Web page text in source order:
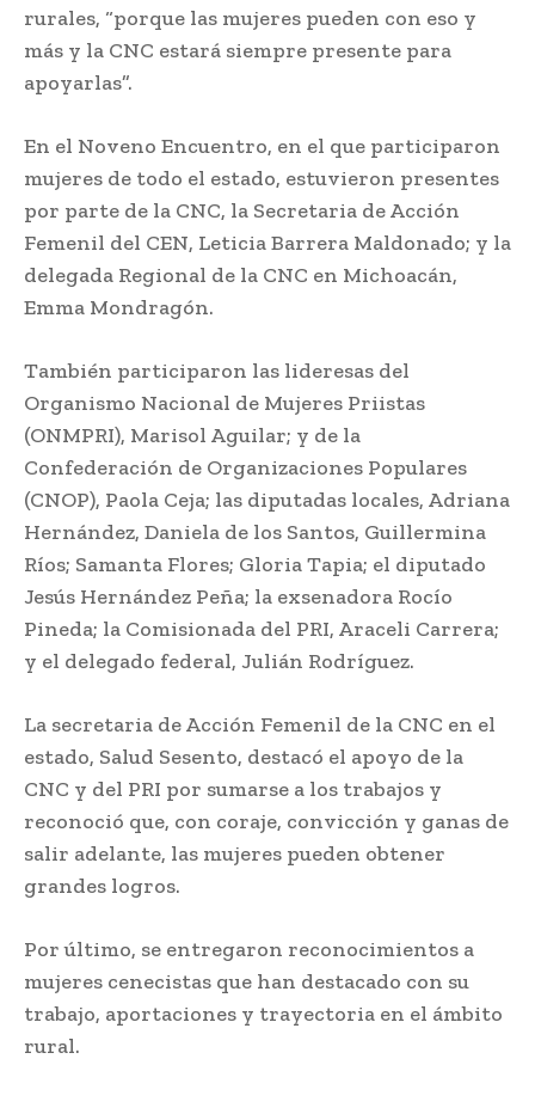
rurales, “porque las mujeres pueden con eso y
más y la CNC estará siempre presente para
apoyarlas”.
En el Noveno Encuentro, en el que participaron
mujeres de todo el estado, estuvieron presentes
por parte de la CNC, la Secretaria de Acción
Femenil del CEN, Leticia Barrera Maldonado; y la
delegada Regional de la CNC en Michoacán,
Emma Mondragón.
También participaron las lideresas del
Organismo Nacional de Mujeres Priistas
(ONMPRI), Marisol Aguilar; y de la
Confederación de Organizaciones Populares
(CNOP), Paola Ceja; las diputadas locales, Adriana
Hernández, Daniela de los Santos, Guillermina
Ríos; Samanta Flores; Gloria Tapia; el diputado
Jesús Hernández Peña; la exsenadora Rocío
Pineda; la Comisionada del PRI, Araceli Carrera;
y el delegado federal, Julián Rodríguez.
La secretaria de Acción Femenil de la CNC en el
estado, Salud Sesento, destacó el apoyo de la
CNC y del PRI por sumarse a los trabajos y
reconoció que, con coraje, convicción y ganas de
salir adelante, las mujeres pueden obtener
grandes logros.
Por último, se entregaron reconocimientos a
mujeres cenecistas que han destacado con su
trabajo, aportaciones y trayectoria en el ámbito
rural.